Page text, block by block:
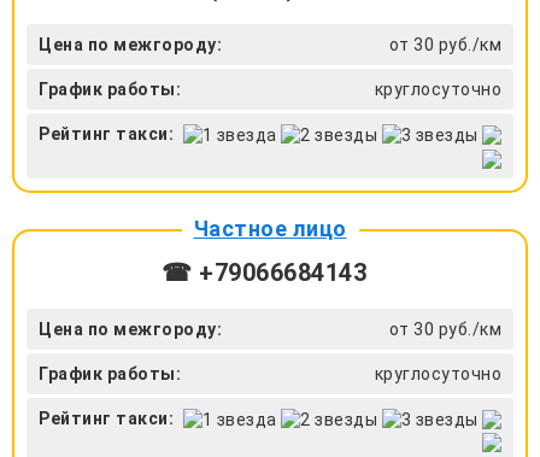
Цена по межгороду: от 30 руб./км
График работы: круглосуточно
Рейтинг такси:
Частное лицо
☎ +79066684143
Цена по межгороду: от 30 руб./км
График работы: круглосуточно
Рейтинг такси: